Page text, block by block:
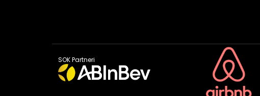
SOK Partneri